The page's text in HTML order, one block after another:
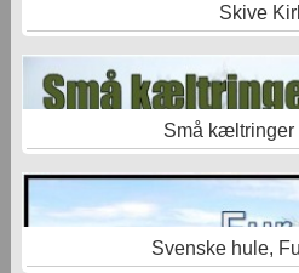
Skive
Små kæltringer
Svenske hule,